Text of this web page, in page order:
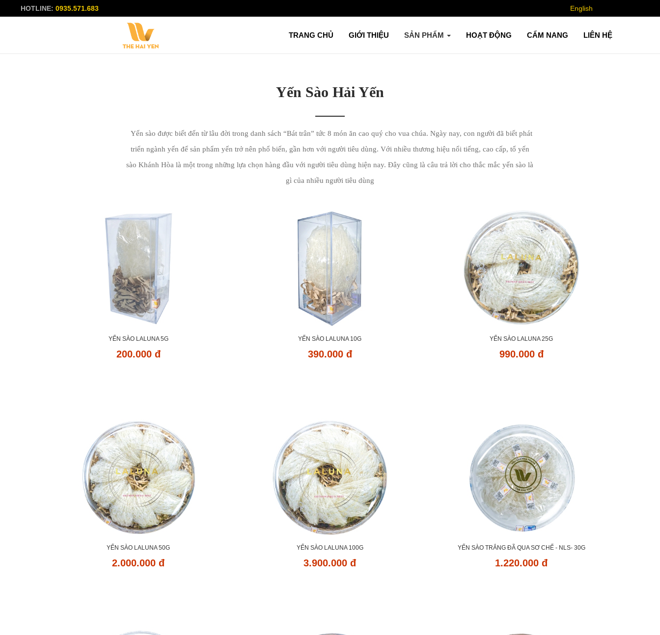
HOTLINE: 0935.571.683 English
TRANG CHỦ GIỚI THIỆU SẢN PHẨM HOẠT ĐỘNG CẨM NANG LIÊN HỆ
Yến Sào Hải Yến
Yến sào được biết đến từ lâu đời trong danh sách “Bát trân” tức 8 món ăn cao quý cho vua chúa. Ngày nay, con người đã biết phát
triển ngành yến để sản phẩm yến trở nên phổ biến, gần hơn với người tiêu dùng. Với nhiều thương hiệu nổi tiếng, cao cấp, tổ yến
sào Khánh Hòa là một trong những lựa chọn hàng đầu với người tiêu dùng hiện nay. Đây cũng là câu trả lời cho thắc mắc yến sào là
gì của nhiều người tiêu dùng
YẾN SÀO LALUNA 5G
200.000 đ
YẾN SÀO LALUNA 10G
390.000 đ
YẾN SÀO LALUNA 25G
990.000 đ
YẾN SÀO LALUNA 50G
2.000.000 đ
YẾN SÀO LALUNA 100G
3.900.000 đ
YẾN SÀO TRẮNG ĐÃ QUA SƠ CHẾ - NLS- 30G
1.220.000 đ